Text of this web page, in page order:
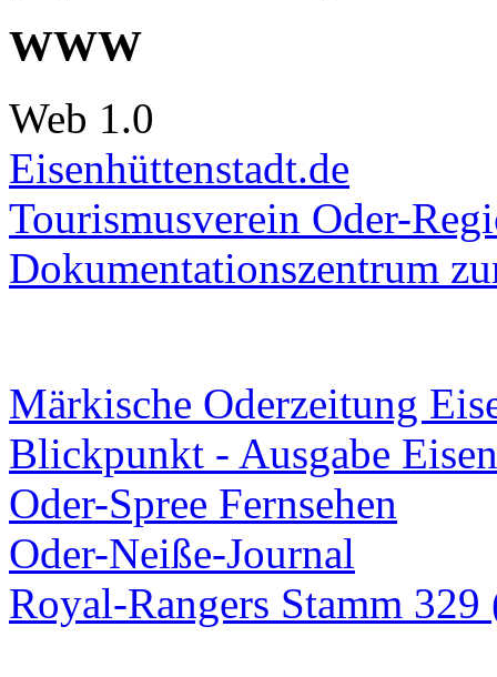
WWW
Web 1.0
Eisenhüttenstadt.de
Tourismusverein Oder-
Dokumentationszentrum
Märkische Oderzeitung
Blickpunkt - Ausgabe
Oder-Spree Fernsehen
Oder-Neiße-Journal
Royal-Rangers Stamm